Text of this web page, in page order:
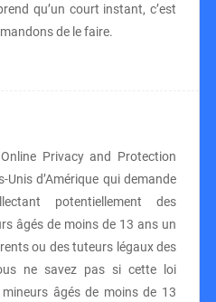
qu’un court instant, c’est
de le faire.
Privacy and Protection
d’Amérique qui demande
potentiellement des
âgés de moins de 13 ans un
ou des tuteurs légaux des
ne savez pas si cette loi
mineurs âgés de moins de 13